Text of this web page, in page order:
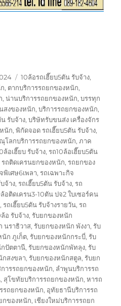
ป้าย
กำกับ
10ล้อรถเฮี๊ยบ5ตัน รับจ้าง,
, ตากบริการรถยกของหนัก,
,น่านบริการรถยกของหนัก,บรรทุก
สงของหนัก,บริการรถยกของหนัก,
รับจ้าง,บริษัทรับขนส่ง เครื่องจักร
นัก,พิกัดจอด รถเฮี๊ยบ5ตัน รับจ้าง,
โลกบริการรถยกของหนัก,ภาค
ล้อเฮี๊ยบ รับจ้าง,รถ10ล้อเฮี๊ยบ5ตัน
รถติดเครนยกของหนัก,รถยกของ
พิเศษ6เพลา,รถเฉพาะกิจ
จ้าง,รถเฮี๊ยบ5ตัน รับจ้าง,รถ
อติดเครน3-10ตัน ปจ2 ใบเซอร์คน
,รถเฮี๊ยบ5ตัน รับจ้างรายวัน,รถ
อ รับจ้าง,รับยกของหนัก
นราธิวาส,รับยกของหนัก พังงา,รับ
ก ภูเก็ต,รับยกของหนักกระบี่,รับ
ปัตตานี,รับยกของหนักพัทลุง,รับ
กสงขลา,รับยกของหนักสตูล,รับยก
การรถยกของหนัก, ลำพูนบริการรถ
, สุโขทัยบริการรถยกของหนัก,หารถ
รถยกของหนัก, อุทัยธานีบริการรถ
กของหนัก, เชียงใหม่บริการรถยก